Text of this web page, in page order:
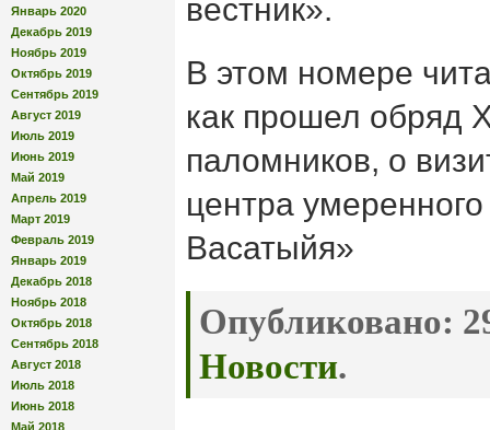
Январь 2020
Декабрь 2019
Ноябрь 2019
Октябрь 2019
Сентябрь 2019
Август 2019
Июль 2019
Июнь 2019
Май 2019
Апрель 2019
Март 2019
Февраль 2019
Январь 2019
Декабрь 2018
Ноябрь 2018
Октябрь 2018
Сентябрь 2018
Август 2018
Июль 2018
Июнь 2018
Май 2018
вестник».
В этом номере
как прошел обряд
паломников, о
центра
Васатыйя»
Опубликовано:
Новости.